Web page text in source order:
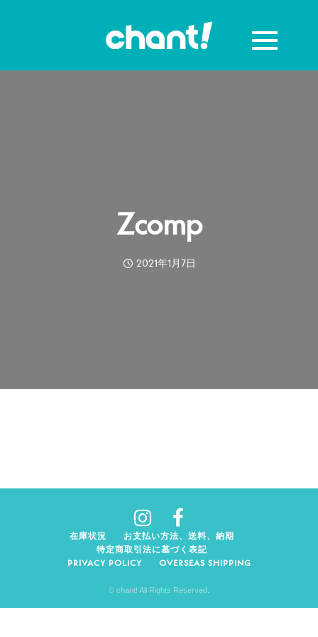
Zcomp
2021年1月7日
在庫状況
お支払い方法、送料、納期
特定商取引法に基づく表記
PRIVACY POLICY
OVERSEAS SHIPPING
© chant! All Rights Reserved.